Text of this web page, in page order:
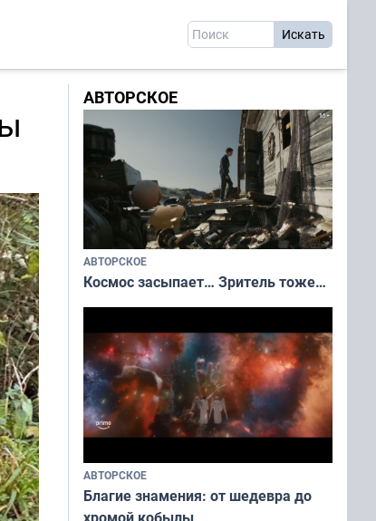
АВТОРСКОЕ
АВТОРСКОЕ
Космос засыпает… Зритель тоже…
АВТОРСКОЕ
Благие знамения: от шедевра до